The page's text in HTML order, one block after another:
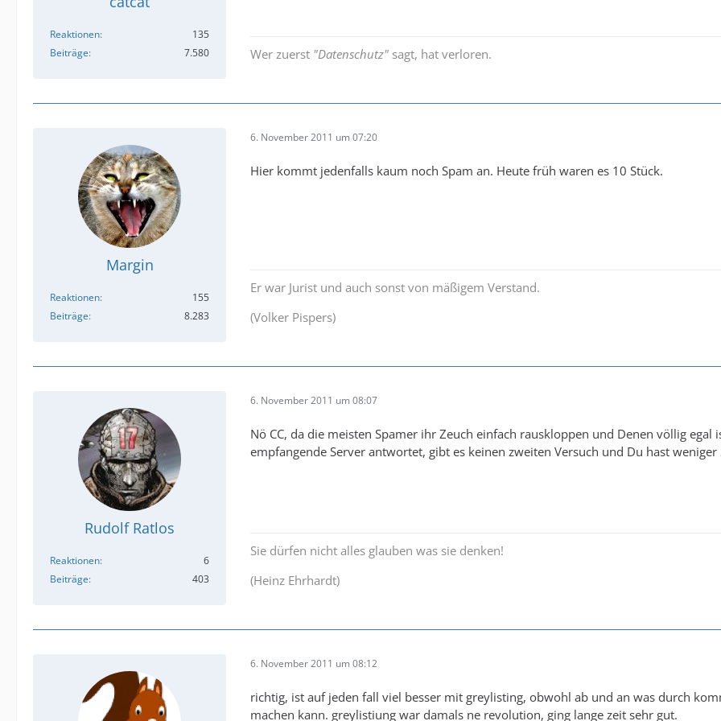
Reaktionen
135
Beiträge
7.580 Wer zuerst "Datenschutz" sagt, hat verloren.
Margin
Reaktionen
155
Beiträge
8.283
6. November 2011 um 07:20
Hier kommt jedenfalls kaum noch Spam an. Heute früh waren es 10 Stück.
Er war Jurist und auch sonst von mäßigem Verstand.
(Volker Pispers)
Rudolf Ratlos
Reaktionen
6
Beiträge
403
6. November 2011 um 08:07
Nö CC, da die meisten Spamer ihr Zeuch einfach rauskloppen und Denen völlig egal
empfangende Server antwortet, gibt es keinen zweiten Versuch und Du hast weniger
Sie dürfen nicht alles glauben was sie denken!
(Heinz Ehrhardt)
6. November 2011 um 08:12
richtig, ist auf jeden fall viel besser mit greylisting, obwohl ab und an was durch
machen kann. greylistiung war damals ne revolution, ging lange zeit sehr gut.